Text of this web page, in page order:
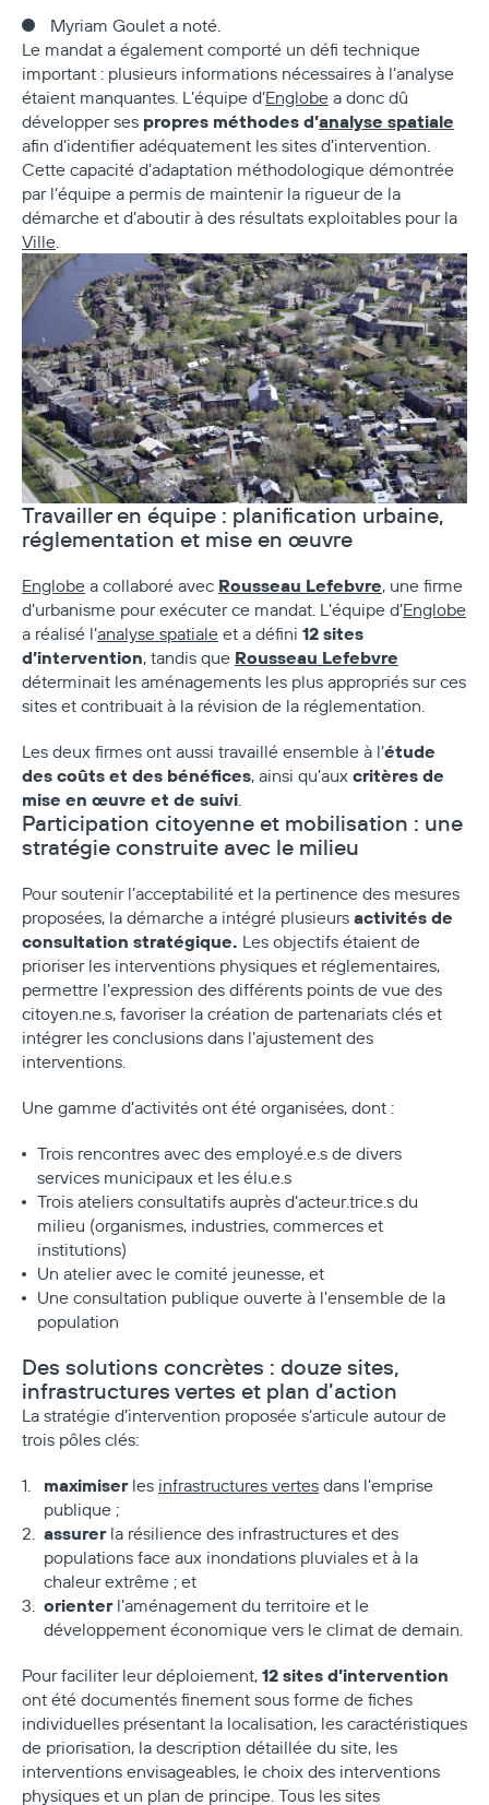
Myriam Goulet a noté.
Le mandat a également comporté un défi technique
important : plusieurs informations nécessaires à l’analyse
étaient manquantes. L’équipe d’Englobe a donc dû
développer ses propres méthodes d’analyse spatiale
afin d’identifier adéquatement les sites d’intervention.
Cette capacité d’adaptation méthodologique démontrée
par l’équipe a permis de maintenir la rigueur de la
démarche et d’aboutir à des résultats exploitables pour la
Ville
Travailler en équipe : planification urbaine,
réglementation et mise en œuvre
Englobe a collaboré avec Rousseau Lefebvre, une firme
d’urbanisme pour exécuter ce mandat. L’équipe d’Englobe
a réalisé l’analyse spatiale et a défini 12 sites
d’intervention, tandis que Rousseau Lefebvre
déterminait les aménagements les plus appropriés sur ces
sites et contribuait à la révision de la réglementation.
Les deux firmes ont aussi travaillé ensemble à l’étude
des coûts et des bénéfices, ainsi qu’aux critères de
mise en œuvre et de suivi.
Participation citoyenne et mobilisation : une
stratégie construite avec le milieu
Pour soutenir l’acceptabilité et la pertinence des mesures
proposées, la démarche a intégré plusieurs activités de
consultation stratégique. Les objectifs étaient de
prioriser les interventions physiques et réglementaires,
permettre l’expression des différents points de vue des
citoyen.ne.s, favoriser la création de partenariats clés et
intégrer les conclusions dans l’ajustement des
interventions.
Une gamme d’activités ont été organisées, dont :
Trois rencontres avec des employé.e.s de divers
services municipaux et les élu.e.s
Trois ateliers consultatifs auprès d’acteur.trice.s du
milieu (organismes, industries, commerces et
institutions)
Un atelier avec le comité jeunesse, et
Une consultation publique ouverte à l’ensemble de la
population
Des solutions concrètes : douze sites,
infrastructures vertes et plan d’action
La stratégie d’intervention proposée s’articule autour de
trois pôles clés:
maximiser les infrastructures vertes dans l’emprise
publique ;
assurer la résilience des infrastructures et des
populations face aux inondations pluviales et à la
chaleur extrême ; et
orienter l’aménagement du territoire et le
développement économique vers le climat de demain.
Pour faciliter leur déploiement, 12 sites d’intervention
ont été documentés finement sous forme de fiches
individuelles présentant la localisation, les caractéristiques
de priorisation, la description détaillée du site, les
interventions envisageables, le choix des interventions
physiques et un plan de principe. Tous les sites